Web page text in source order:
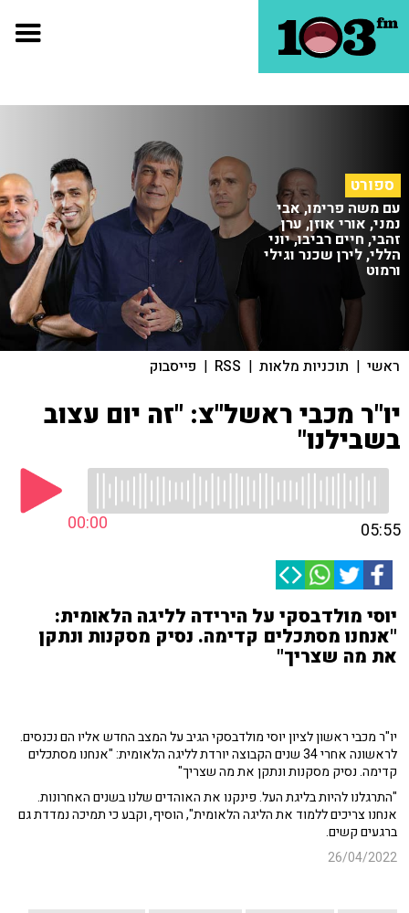
ספורט
עם משה פרימו, אבי
נמני, אורי אוזן, ערן
זהבי, חיים רביבו, יוני
הללי, לירן שכנר וגילי
ורמוט
ראשי | תוכניות מלאות |
RSS
| פייסבוק
יו"ר מכבי ראשל"צ: "זה יום עצוב
בשבילנו"
00:00 05:55
יוסי מולדבסקי על הירידה לליגה הלאומית:
"אנחנו מסתכלים קדימה. נסיק מסקנות ונתקן
את מה שצריך"
יו"ר מכבי ראשון לציון יוסי מולדבסקי הגיב על המצב החדש אליו הם נכנסים.
לראשונה אחרי 34 שנים הקבוצה יורדת לליגה הלאומית: "אנחנו מסתכלים
קדימה. נסיק מסקנות ונתקן את מה שצריך"
"התרגלנו להיות בליגת העל. פינקנו את האוהדים שלנו בשנים האחרונות.
אנחנו צריכים ללמוד את הליגה הלאומית", הוסיף, וקבע כי תמיכה נמדדת גם
ברגעים קשים.
26/04/2022